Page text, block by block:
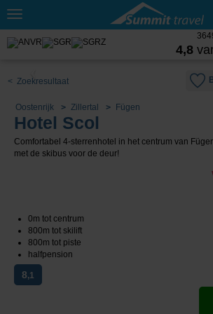
Toggle
4,8
< Zoekresultaat
Oostenrijk Zillertal Fügen
Hotel Scol
Comfortabel 4-sterrenhotel in het centrum van
met de skibus voor de deur!
0m tot centrum
800m tot skilift
800m tot piste
halfpension
8,1